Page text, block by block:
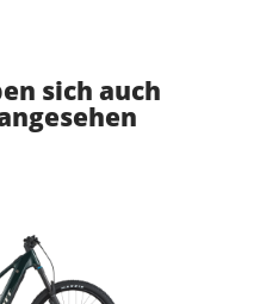
sich auch